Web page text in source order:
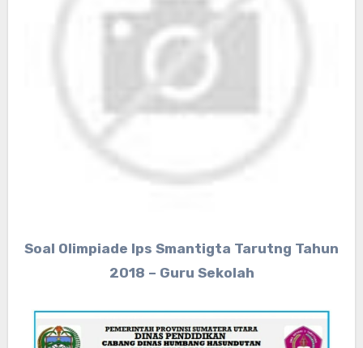
Soal Olimpiade Ips Smantigta Tarutng Tahun
2018 – Guru Sekolah